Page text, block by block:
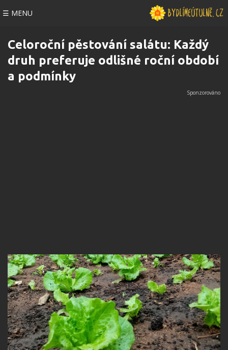
☰ MENU
Celoroční pěstování salátu: Každý
druh preferuje odlišné roční období
a podmínky